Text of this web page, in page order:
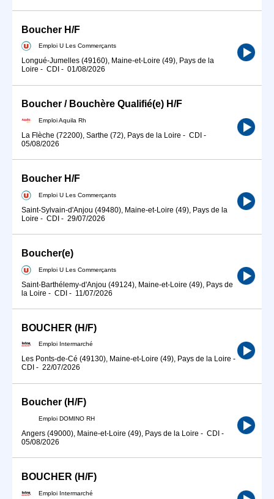
Boucher H/F
Emploi U Les Commerçants
Longué-Jumelles (49160), Maine-et-Loire (49), Pays de la
Loire - CDI - 01/08/2026
Boucher / Bouchère Qualifié(e) H/F
Emploi Aquila Rh
La Flèche (72200), Sarthe (72), Pays de la Loire - CDI -
05/08/2026
Boucher H/F
Emploi U Les Commerçants
Saint-Sylvain-d'Anjou (49480), Maine-et-Loire (49), Pays de la
Loire - CDI - 29/07/2026
Boucher(e)
Emploi U Les Commerçants
Saint-Barthélemy-d'Anjou (49124), Maine-et-Loire (49), Pays de
la Loire - CDI - 11/07/2026
BOUCHER (H/F)
Emploi Intermarché
Les Ponts-de-Cé (49130), Maine-et-Loire (49), Pays de la Loire -
CDI - 22/07/2026
Boucher (H/F)
Emploi DOMINO RH
Angers (49000), Maine-et-Loire (49), Pays de la Loire - CDI -
05/08/2026
BOUCHER (H/F)
Emploi Intermarché